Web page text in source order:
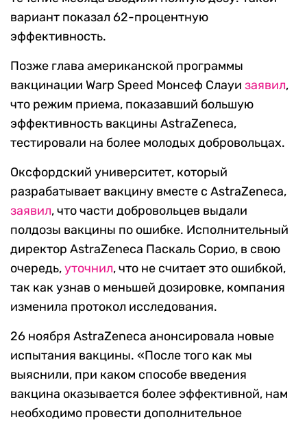
вариант показал 62-процентную
эффективность.
Позже глава американской программы
вакцинации Warp Speed Монсеф Слауи заявил,
что режим приема, показавший большую
эффективность вакцины AstraZeneca,
тестировали на более молодых добровольцах.
Оксфордский университет, который
разрабатывает вакцину вместе с AstraZeneca,
заявил, что части добровольцев выдали
полдозы вакцины по ошибке. Исполнительный
директор AstraZeneca Паскаль Сорио, в свою
очередь,уточнил, что не считает это ошибкой,
так как узнав о меньшей дозировке, компания
изменила протокол исследования.
26 ноября AstraZeneca анонсировала новые
испытания вакцины. «После того как мы
выяснили, при каком способе введения
вакцина оказывается более эффективной, нам
необходимо провести дополнительное